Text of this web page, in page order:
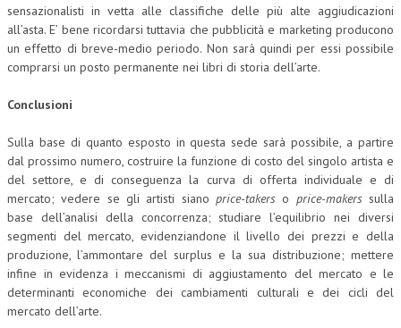
sensazionalisti in vetta alle classifiche delle più alte aggiudicazioni
all’asta. E’ bene ricordarsi tuttavia che pubblicità e marketing producono
un effetto di breve-medio periodo. Non sarà quindi per essi possibile
comprarsi un posto permanente nei libri di storia dell’arte.
Conclusioni
Sulla base di quanto esposto in questa sede sarà possibile, a partire
dal prossimo numero, costruire la funzione di costo del singolo artista e
del settore, e di conseguenza la curva di offerta individuale e di
mercato; vedere se gli artisti siano price-takers o price-makerssulla
base dell’analisi della concorrenza; studiare l’equilibrio nei diversi
segmenti del mercato, evidenziandone il livello dei prezzi e della
produzione, l’ammontare del surplus e la sua distribuzione; mettere
infine in evidenza i meccanismi di aggiustamento del mercato e le
determinanti economiche dei cambiamenti culturali e dei cicli del
mercato dell’arte.